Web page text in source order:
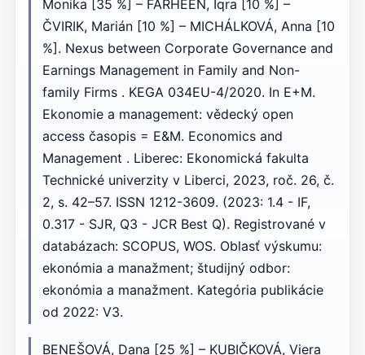
Monika [35 %] – FARHEEN, Iqra [10 %] –
ČVIRIK, Marián [10 %] – MICHÁLKOVÁ, Anna [10
%]. Nexus between Corporate Governance and
Earnings Management in Family and Non-
family Firms . KEGA 034EU-4/2020. In E+M.
Ekonomie a management: vědecký open
access časopis = E&M. Economics and
Management . Liberec: Ekonomická fakulta
Technické univerzity v Liberci, 2023, roč. 26, č.
2, s. 42–57. ISSN 1212-3609. (2023: 1.4 - IF,
0.317 - SJR, Q3 - JCR Best Q). Registrované v
databázach: SCOPUS, WOS. Oblasť výskumu:
ekonómia a manažment; študijný odbor:
ekonómia a manažment. Kategória publikácie
od 2022: V3.
BENEŠOVÁ, Dana [25 %] – KUBIČKOVÁ, Viera